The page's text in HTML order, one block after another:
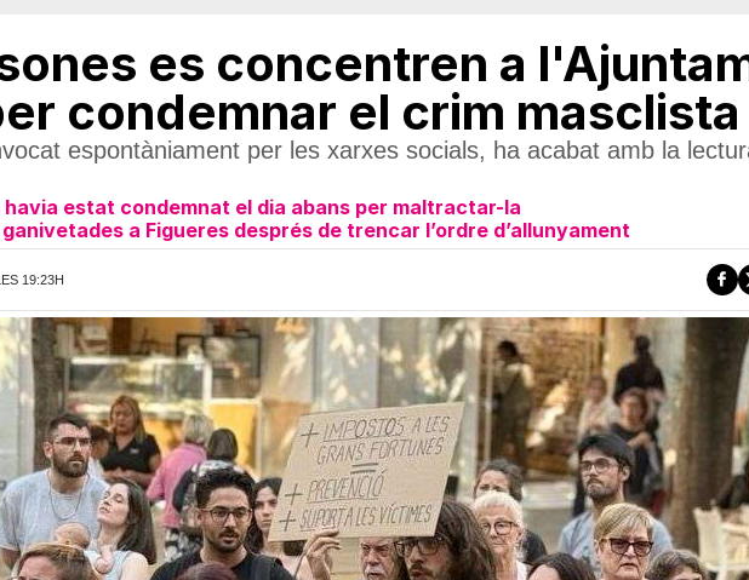
es concentren a
condemnar el crim masclista
espontàniament per les xarxes socials, ha acabat amb la
estat condemnat el dia abans per maltractar-la
a Figueres després de trencar l’ordre d’allunyament
19:23H